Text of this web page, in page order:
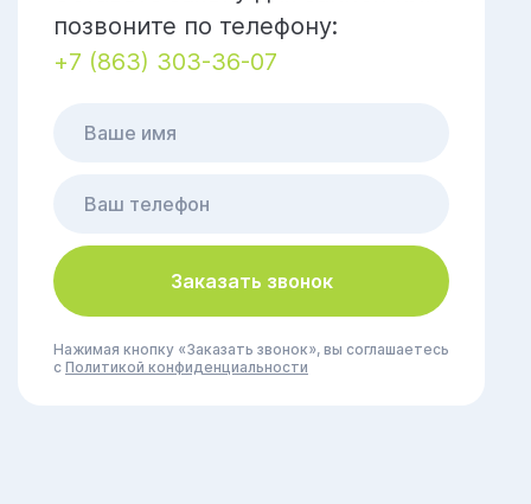
позвоните по телефону:
+7 (863) 303-36-07
Заказать звонок
Нажимая кнопку «Заказать звонок», вы соглашаетесь
с Политикой конфиденциальности